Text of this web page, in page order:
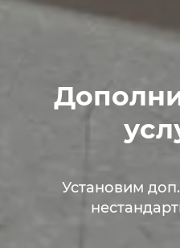
Установим